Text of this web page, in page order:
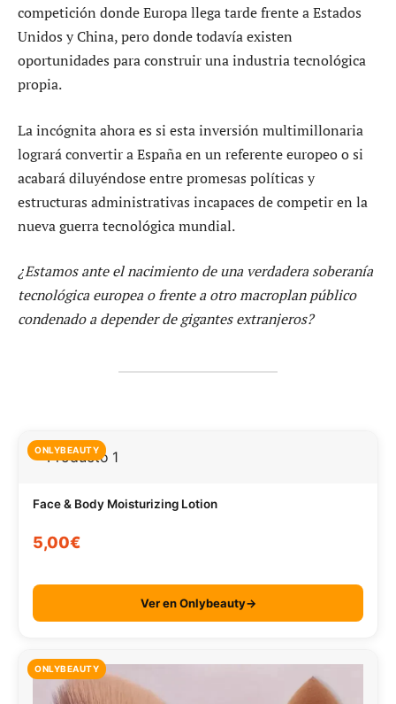
competición donde Europa llega tarde frente a Estados
Unidos y China, pero donde todavía existen
oportunidades para construir una industria tecnológica
propia.
La incógnita ahora es si esta inversión multimillonaria
logrará convertir a España en un referente europeo o si
acabará diluyéndose entre promesas políticas y
estructuras administrativas incapaces de competir en la
nueva guerra tecnológica mundial.
¿Estamos ante el nacimiento de una verdadera soberanía
tecnológica europea o frente a otro macroplan público
condenado a depender de gigantes extranjeros?
ONLYBEAUTY
Face & Body Moisturizing Lotion
5,00€
Ver en Onlybeauty→
ONLYBEAUTY